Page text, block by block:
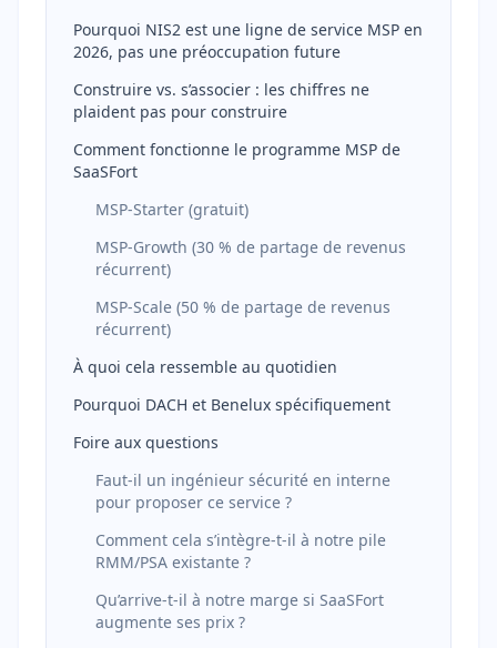
Pourquoi NIS2 est une ligne de service MSP en
2026, pas une préoccupation future
Construire vs. s’associer : les chiffres ne
plaident pas pour construire
Comment fonctionne le programme MSP de
SaaSFort
MSP-Starter (gratuit)
MSP-Growth (30 % de partage de revenus
récurrent)
MSP-Scale (50 % de partage de revenus
récurrent)
À quoi cela ressemble au quotidien
Pourquoi DACH et Benelux spécifiquement
Foire aux questions
Faut-il un ingénieur sécurité en interne
pour proposer ce service ?
Comment cela s’intègre-t-il à notre pile
RMM/PSA existante ?
Qu’arrive-t-il à notre marge si SaaSFort
augmente ses prix ?